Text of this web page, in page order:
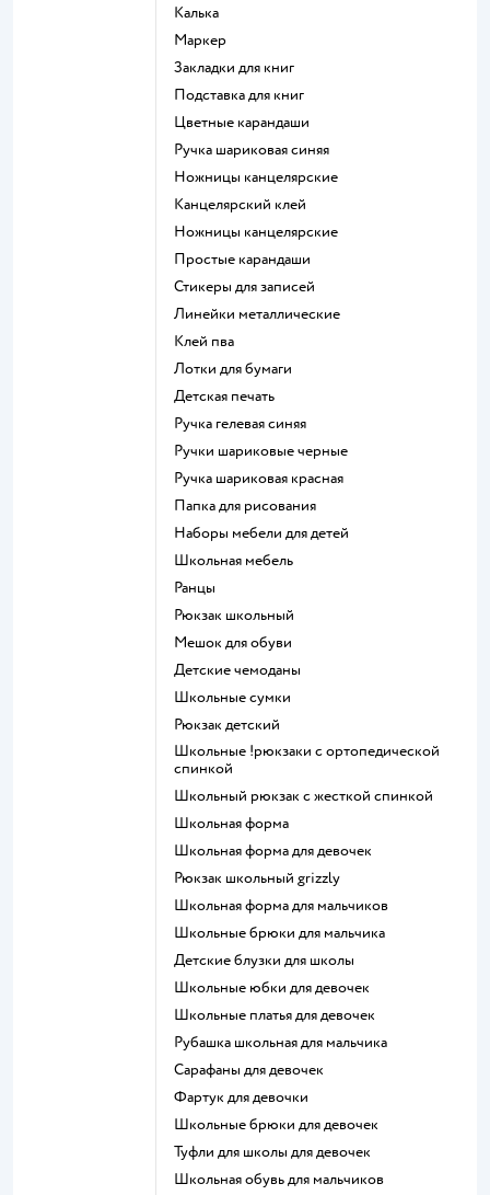
Калька
Маркер
Закладки для книг
Подставка для книг
Цветные карандаши
Ручка шариковая синяя
Ножницы канцелярские
Канцелярский клей
Ножницы канцелярские
Простые карандаши
Стикеры для записей
Линейки металлические
Клей пва
Лотки для бумаги
Детская печать
Ручка гелевая синяя
Ручки шариковые черные
Ручка шариковая красная
Папка для рисования
Наборы мебели для детей
Школьная мебель
Ранцы
Рюкзак школьный
Мешок для обуви
Детские чемоданы
Школьные сумки
Рюкзак детский
Школьные !рюкзаки с ортопедической
спинкой
Школьный рюкзак с жесткой спинкой
Школьная форма
Школьная форма для девочек
Рюкзак школьный grizzly
Школьная форма для мальчиков
Школьные брюки для мальчика
Детские блузки для школы
Школьные юбки для девочек
Школьные платья для девочек
Рубашка школьная для мальчика
Сарафаны для девочек
Фартук для девочки
Школьные брюки для девочек
Туфли для школы для девочек
Школьная обувь для мальчиков